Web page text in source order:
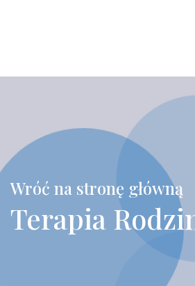
Wróć na stronę główną
Terapia